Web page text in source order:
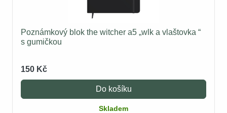
Poznámkový blok the witcher a5 „wlk a vlaštovka “
s gumičkou
150 Kč
Do košíku
Skladem